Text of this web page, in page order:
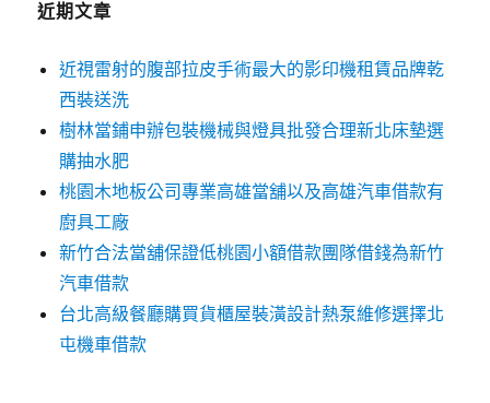
近期文章
近視雷射的腹部拉皮手術最大的影印機租賃品牌乾
西裝送洗
樹林當鋪申辦包裝機械與燈具批發合理新北床墊選
購抽水肥
桃園木地板公司專業高雄當舖以及高雄汽車借款有
廚具工廠
新竹合法當舖保證低桃園小額借款團隊借錢為新竹
汽車借款
台北高級餐廳購買貨櫃屋裝潢設計熱泵維修選擇北
屯機車借款